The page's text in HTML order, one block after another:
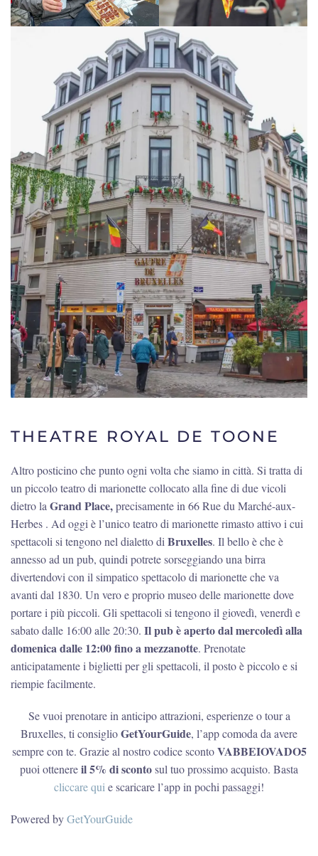
THEATRE ROYAL DE TOONE
Altro posticino che punto ogni volta che siamo in città. Si tratta di
un piccolo teatro di marionette collocato alla fine di due vicoli
dietro laGrand Place,precisamente in 66 Rue du Marché-aux-
Herbes . Ad oggi è l’unico teatro di marionette rimasto attivo i cui
spettacoli si tengono nel dialetto diBruxelles. Il bello è che è
annesso ad un pub, quindi potrete sorseggiando una birra
divertendovi con il simpatico spettacolo di marionette che va
avanti dal 1830. Un vero e proprio museo delle marionette dove
portare i più piccoli. Gli spettacoli si tengono il giovedì, venerdì e
sabato dalle 16:00 alle 20:30. Il pub è aperto dal mercoledì alla
domenica dalle 12:00 fino a mezzanotte. Prenotate
anticipatamente i biglietti per gli spettacoli, il posto è piccolo e si
riempie facilmente.
Se vuoi prenotare in anticipo attrazioni, esperienze o tour a
Bruxelles, ti consiglioGetYourGuide, l’app comoda da avere
sempre con te. Grazie al nostro codice scontoVABBEIOVADO5
puoi ottenereil 5% di scontosul tuo prossimo acquisto. Basta
cliccare quie scaricare l’app in pochi passaggi!
Powered byGetYourGuide